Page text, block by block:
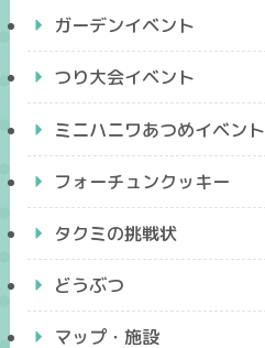
ガーデンイベント
つり大会イベント
ミニハニワあつめイベント
フォーチュンクッキー
タクミの挑戦状
どうぶつ
マップ・施設